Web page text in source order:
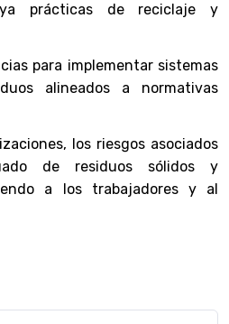
prácticas de reciclaje y
para implementar sistemas
alineados a normativas
los riesgos asociados
de residuos sólidos y
a los trabajadores y al